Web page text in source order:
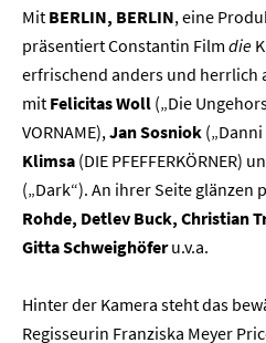
Mit BERLIN, BERLIN, eine
präsentiert Constantin Film die
erfrischend anders und herrlich
mit Felicitas Woll („Die
VORNAME),Jan Sosniok
Klimsa (DIE PFEFFERKÖRNER)
(„Dark“). An ihrer Seite glänzen
Rohde, Detlev Buck, Christian
Gitta Schweighöferu.v.a.
Hinter der Kamera steht das
Regisseurin Franziska Meyer